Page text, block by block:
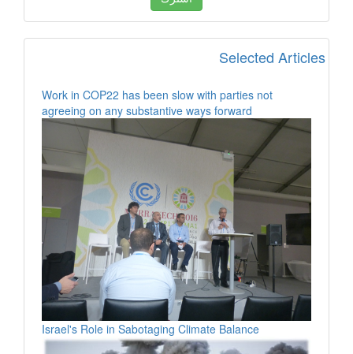
Selected Articles
Work in COP22 has been slow with parties not
agreeing on any substantive ways forward
Israel's Role in Sabotaging Climate Balance